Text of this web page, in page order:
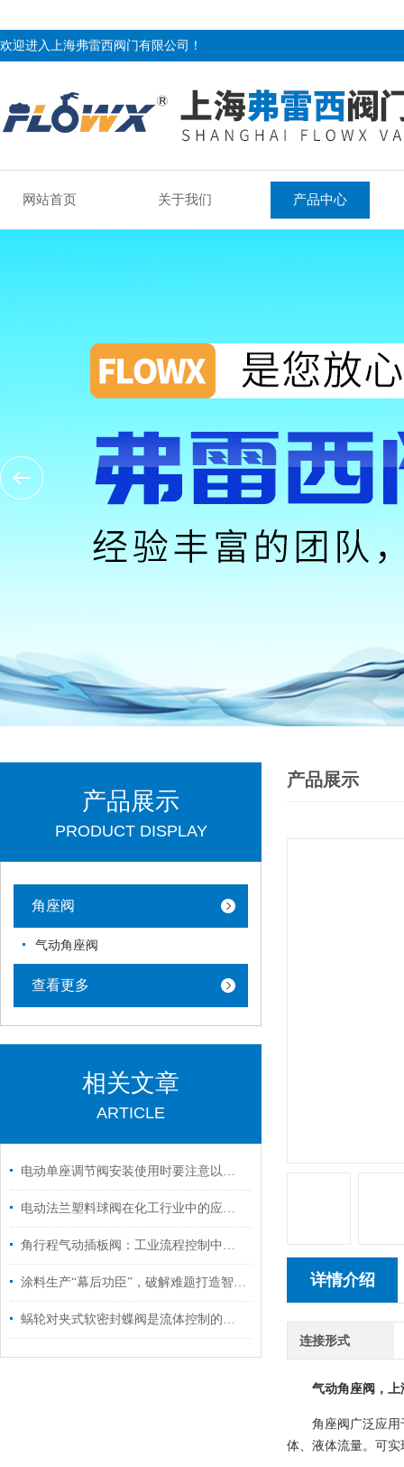
欢迎进入上海弗雷西阀门有限公司！
网站首页 关于我们 产品中心
产品展示
详情介绍
连接形式
气动角座阀，
角座阀广泛应
体、液体流量。可
产品展示
PRODUCT DISPLAY
角座阀
气动角座阀
查看更多
相关文章
ARTICLE
电动单座调节阀安装使用时要注意以下几方面
电动法兰塑料球阀在化工行业中的应用与性能分析
角行程气动插板阀：工业流程控制中的关键执行元件
涂料生产“幕后功臣”，破解难题打造智能生产闭环
蜗轮对夹式软密封蝶阀是流体控制的可靠伙伴